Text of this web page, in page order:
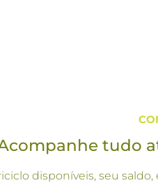
tudo
disponíveis, seu